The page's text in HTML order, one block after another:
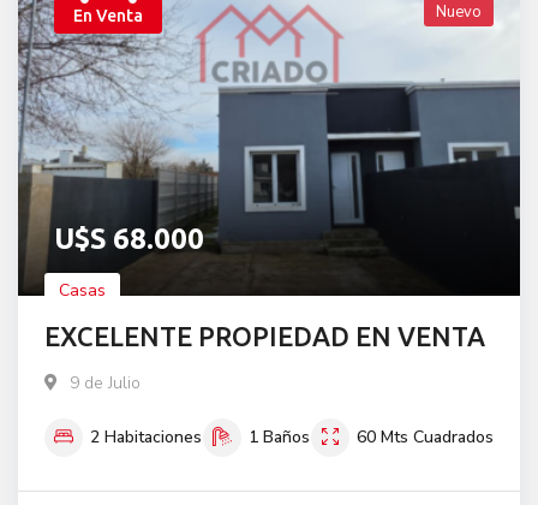
En Venta
U$S 68.000
Casas
EXCELENTE PROPIEDAD EN VENTA
Nuevo
9 de Julio
2 Habitaciones 1 Baños 60 Mts Cuadrados